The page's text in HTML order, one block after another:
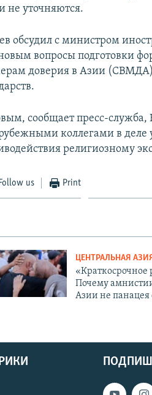
не уточняются.
обсудил с министром
вопросы подготовки
доверия в Азии
сообщает пресс-служба,
коллегами в
религиозному
Follow us Print
ЦЕНТРАЛЬНАЯ АЗИЯ
Почему
Азии не панацея